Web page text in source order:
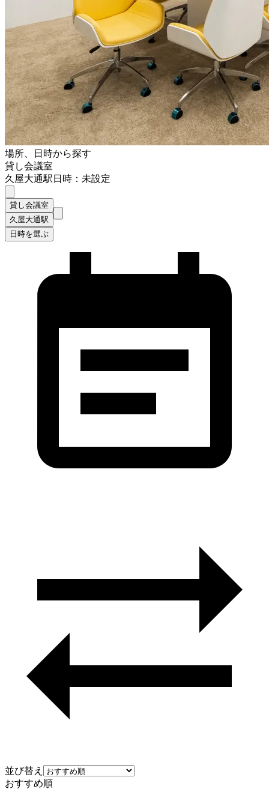
場所、日時から探す
貸し会議室
久屋大通駅日時：未設定
貸し会議室
久屋大通駅
日時を選ぶ
並び替え
おすすめ順